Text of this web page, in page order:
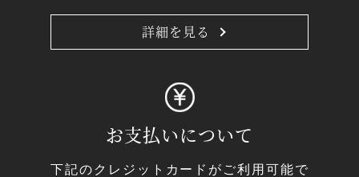
詳細を見る
お支払いについて
下記のクレジットカードがご利用可能で